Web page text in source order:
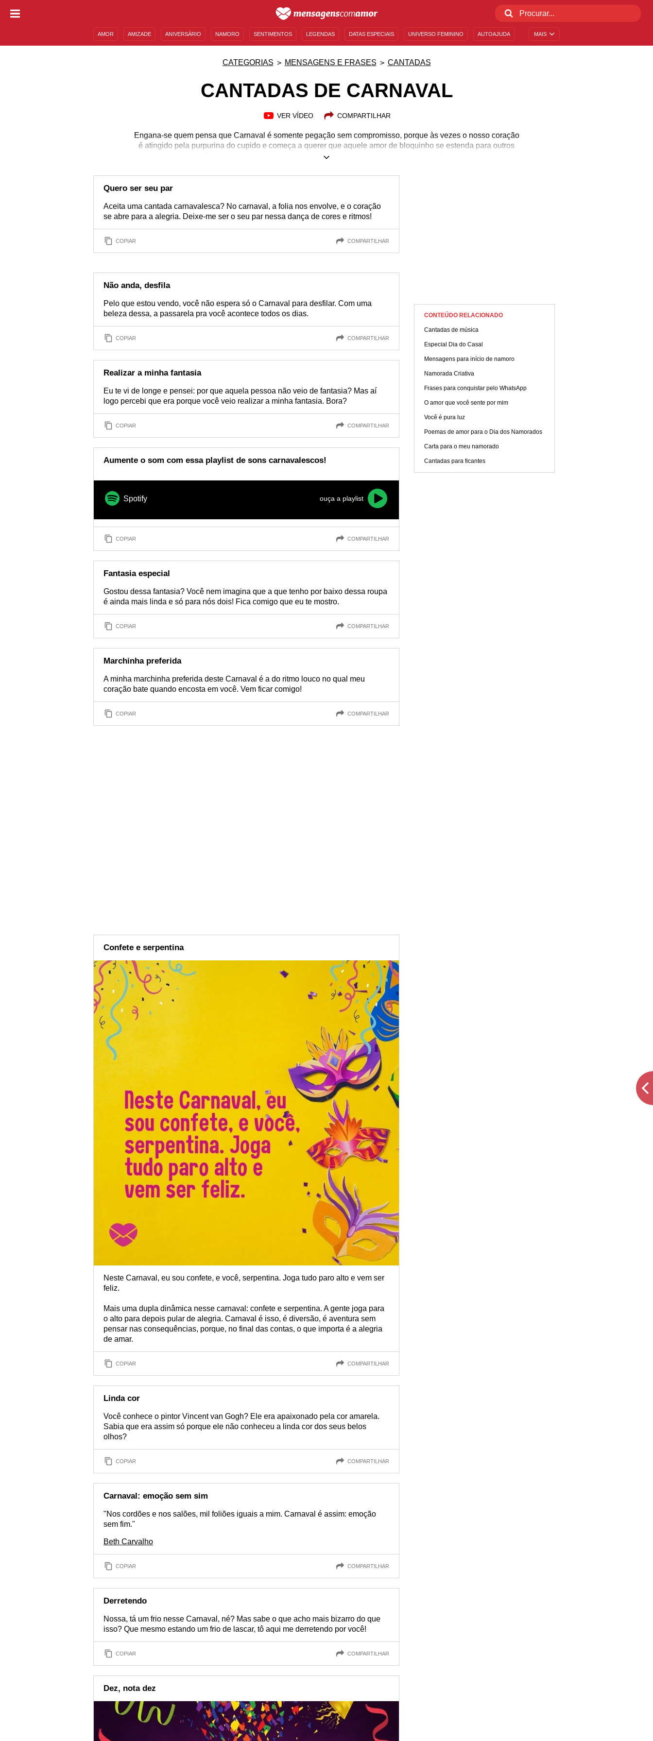
MAIS
AMOR AMIZADE ANIVERSÁRIO NAMORO SENTIMENTOS LEGENDAS DATAS ESPECIAIS UNIVERSO FEMININO AUTOAJUDA
CATEGORIAS MENSAGENS E FRASES CANTADAS
CANTADAS DE CARNAVAL
VER VÍDEO COMPARTILHAR
Engana-se quem pensa que Carnaval é somente pegação sem compromisso, porque às vezes o nosso coração
é atingido pela purpurina do cupido e começa a querer que aquele amor de bloquinho se estenda para outros
feriados do ano, porém nem sempre somos criativos o suficiente para conquistar o coração da pessoa amada e
moreno(a) para pular do Carnaval para um encontro, certo? Mas não precisa ficar preocupado, porque nós temos
as cantadas de Carnaval ideais para conquistar o coração de qualquer um, desde o moço que vende cerveja até
Quero ser seu par
Aceita uma cantada carnavalesca? No carnaval, a folia nos envolve, e o coração
se abre para a alegria. Deixe-me ser o seu par nessa dança de cores e ritmos!
COPIAR COMPARTILHAR
Não anda, desfila
Pelo que estou vendo, você não espera só o Carnaval para desfilar. Com uma
beleza dessa, a passarela pra você acontece todos os dias.
COPIAR COMPARTILHAR
Realizar a minha fantasia
Eu te vi de longe e pensei: por que aquela pessoa não veio de fantasia? Mas aí
logo percebi que era porque você veio realizar a minha fantasia. Bora?
COPIAR COMPARTILHAR
Aumente o som com essa playlist de sons carnavalescos!
Spotify ouça a playlist
COPIAR COMPARTILHAR
Fantasia especial
Gostou dessa fantasia? Você nem imagina que a que tenho por baixo dessa roupa
é ainda mais linda e só para nós dois! Fica comigo que eu te mostro.
COPIAR COMPARTILHAR
Marchinha preferida
A minha marchinha preferida deste Carnaval é a do ritmo louco no qual meu
coração bate quando encosta em você. Vem ficar comigo!
COPIAR COMPARTILHAR
Confete e serpentina
Neste Carnaval, eu sou confete, e você, serpentina. Joga tudo paro alto e vem ser
feliz.
Mais uma dupla dinâmica nesse carnaval: confete e serpentina. A gente joga para
o alto para depois pular de alegria. Carnaval é isso, é diversão, é aventura sem
pensar nas consequências, porque, no final das contas, o que importa é a alegria
de amar.
COPIAR COMPARTILHAR
Linda cor
Você conhece o pintor Vincent van Gogh? Ele era apaixonado pela cor amarela.
Sabia que era assim só porque ele não conheceu a linda cor dos seus belos
olhos?
COPIAR COMPARTILHAR
Carnaval: emoção sem sim
"Nos cordões e nos salões, mil foliões iguais a mim. Carnaval é assim: emoção
sem fim."
Beth Carvalho
COPIAR COMPARTILHAR
Derretendo
Nossa, tá um frio nesse Carnaval, né? Mas sabe o que acho mais bizarro do que
isso? Que mesmo estando um frio de lascar, tô aqui me derretendo por você!
COPIAR COMPARTILHAR
Dez, nota dez
CONTEÚDO RELACIONADO
Cantadas de música
Especial Dia do Casal
Mensagens para início de namoro
Namorada Criativa
Frases para conquistar pelo WhatsApp
O amor que você sente por mim
Você é pura luz
Poemas de amor para o Dia dos Namorados
Carta para o meu namorado
Cantadas para ficantes